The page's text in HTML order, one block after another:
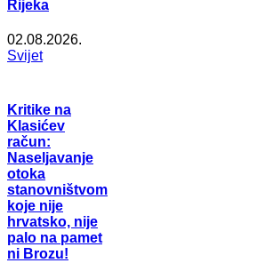
Rijeka
02.08.2026.
Svijet
Kritike na
Klasićev
račun:
Naseljavanje
otoka
stanovništvom
koje nije
hrvatsko, nije
palo na pamet
ni Brozu!